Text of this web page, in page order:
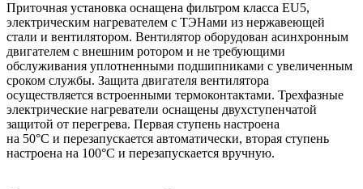
Приточная установка оснащена фильтром класса EU5,
электрическим нагревателем с ТЭНами из нержавеющей
стали и вентилятором. Вентилятор оборудован асинхронным
двигателем с внешним ротором и не требующими
обслуживания уплотненными подшипниками с увеличенным
сроком службы. Защита двигателя вентилятора
осуществляется встроенными термоконтактами. Трехфазные
электрические нагреватели оснащены двухступенчатой
защитой от перегрева. Первая ступень настроена
на 50°С и перезапускается автоматически, вторая ступень
настроена на 100°С и перезапускается вручную.